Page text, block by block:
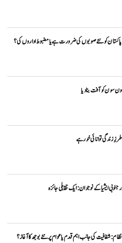
پاکستان کو نئے صوبوں کی ضرورت ہے یا مضبوط اداروں کی؟
سون کو آفت بنا دیا
زندگی توانائی خور ہے
ایشیا کے نوجوان: ایک تقابلی جائزہ
نظام: شفافیت کی جانب اہم قدم یا عوام پر نئے بوجھ کا آغاز؟